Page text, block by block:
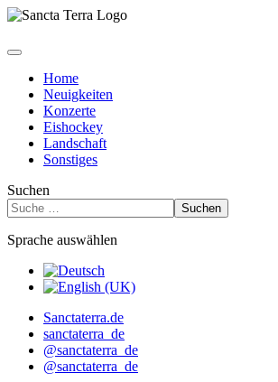
Home
Neuigkeiten
Konzerte
Eishockey
Landschaft
Sonstiges
Suchen
Suchen
Sprache auswählen
Sanctaterra.de
sanctaterra_de
@sanctaterra_de
@sanctaterra_de